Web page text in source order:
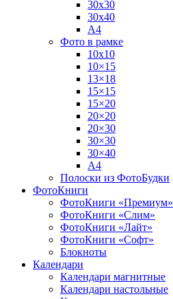
30х30
30х40
А4
Фото в рамке
10х10
10×15
13×18
15×15
15×20
20×20
20×30
30×30
30×40
A4
Полоски из ФотоБудки
ФотоКниги
ФотоКниги «Премиум»
ФотоКниги «Слим»
ФотоКниги «Лайт»
ФотоКниги «Софт»
Блокноты
Календари
Календари магнитные
Календари настольные